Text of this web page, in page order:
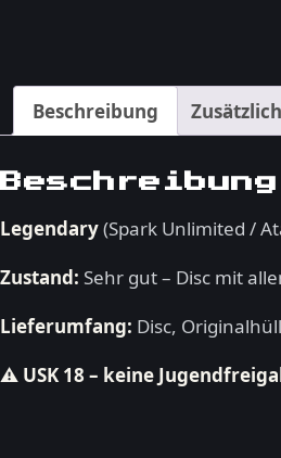
Beschreibung
Beschreibung
Legendary(Spark Unlimited /
Zustand: Sehr gut – Disc mit
Lieferumfang: Disc,
⚠ USK 18 – keine